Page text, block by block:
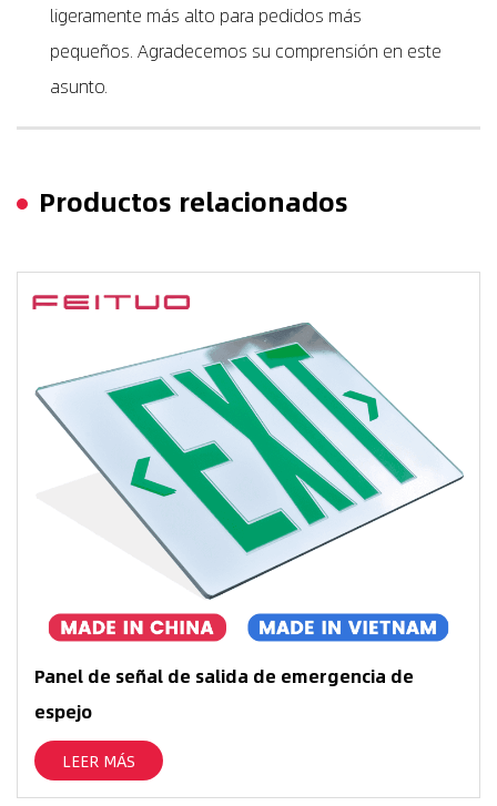
ligeramente más alto para pedidos más
pequeños. Agradecemos su comprensión en este
asunto.
Productos relacionados
Panel de señal de salida de emergencia de
espejo
LEER MÁS